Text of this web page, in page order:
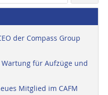
der Compass Group
für Aufzüge und
Mitglied im CAFM